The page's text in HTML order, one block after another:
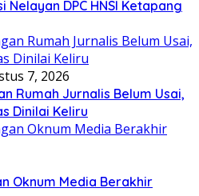
Nelayan DPC HNSI Ketapang
7, 2026
Rumah Jurnalis Belum Usai,
Dinilai Keliru
Oknum Media Berakhir